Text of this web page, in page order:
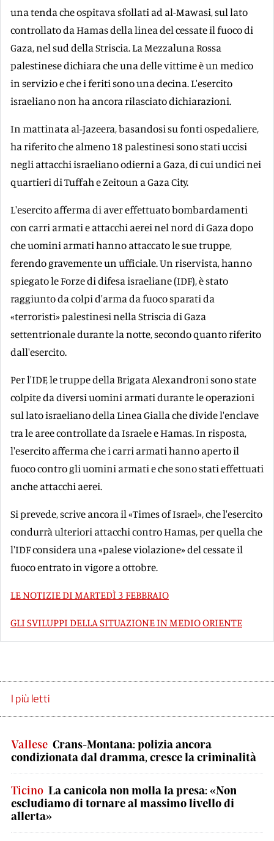
una tenda che ospitava sfollati ad al-Mawasi, sul lato
controllato da Hamas della linea del cessate il fuoco di
Gaza, nel sud della Striscia. La Mezzaluna Rossa
palestinese dichiara che una delle vittime è un medico
in servizio e che i feriti sono una decina. L'esercito
israeliano non ha ancora rilasciato dichiarazioni.
In mattinata al-Jazeera, basandosi su fonti ospedaliere,
ha riferito che almeno 18 palestinesi sono stati uccisi
negli attacchi israeliano odierni a Gaza, di cui undici nei
quartieri di Tuffah e Zeitoun a Gaza City.
L'esercito afferma di aver effettuato bombardamenti
con carri armati e attacchi aerei nel nord di Gaza dopo
che uomini armati hanno attaccato le sue truppe,
ferendo gravemente un ufficiale. Un riservista, hanno
spiegato le Forze di difesa israeliane (IDF), è stato
raggiunto da colpi d'arma da fuoco sparati da
«terroristi» palestinesi nella Striscia di Gaza
settentrionale durante la notte, secondo quanto riferito
dall'esercito.
Per l'IDF, le truppe della Brigata Alexandroni sono state
colpite da diversi uomini armati durante le operazioni
sul lato israeliano della Linea Gialla che divide l'enclave
tra le aree controllate da Israele e Hamas. In risposta,
l'esercito afferma che i carri armati hanno aperto il
fuoco contro gli uomini armati e che sono stati effettuati
anche attacchi aerei.
Si prevede, scrive ancora il «Times of Israel», che l'esercito
condurrà ulteriori attacchi contro Hamas, per quella che
l'IDF considera una «palese violazione» del cessate il
fuoco entrato in vigore a ottobre.
LE NOTIZIE DI MARTEDÌ 3 FEBBRAIO
GLI SVILUPPI DELLA SITUAZIONE IN MEDIO ORIENTE
I più letti
Vallese Crans-Montana: polizia ancora
condizionata dal dramma, cresce la criminalità
Ticino La canicola non molla la presa: «Non
escludiamo di tornare al massimo livello di
allerta»